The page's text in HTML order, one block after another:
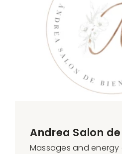
Andrea Salon
Massages and energy